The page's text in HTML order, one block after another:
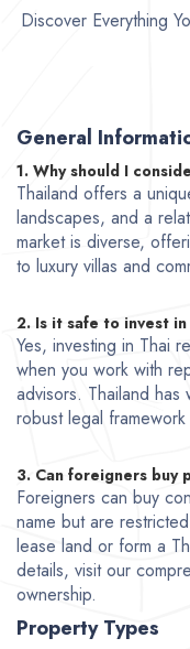
Discover Everything
General
1. Why should I
Thailand offers a
landscapes, and a
market is diverse,
to luxury villas and
2. Is it safe to invest
Yes, investing in Thai
when you work with
advisors. Thailand
robust legal
3. Can foreigners buy
Foreigners can buy
name but are
lease land or form a
details, visit our
ownership.
Property Types